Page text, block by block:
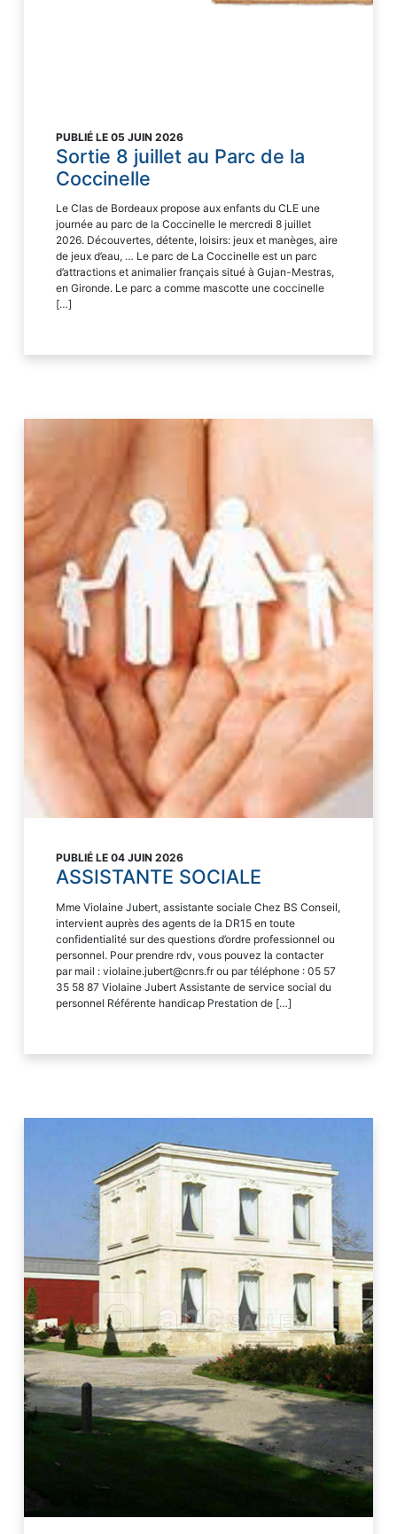
PUBLIÉ LE 05 JUIN 2026
Sortie 8 juillet au Parc de la
Coccinelle
Le Clas de Bordeaux propose aux enfants du CLE une
journée au parc de la Coccinelle le mercredi 8 juillet
2026. Découvertes, détente, loisirs: jeux et manèges, aire
de jeux d’eau, … Le parc de La Coccinelle est un parc
d’attractions et animalier français situé à Gujan-Mestras,
en Gironde. Le parc a comme mascotte une coccinelle
[…]
PUBLIÉ LE 04 JUIN 2026
ASSISTANTE SOCIALE
Mme Violaine Jubert, assistante sociale Chez BS Conseil,
intervient auprès des agents de la DR15 en toute
confidentialité sur des questions d’ordre professionnel ou
personnel. Pour prendre rdv, vous pouvez la contacter
par mail : violaine.jubert@cnrs.fr ou par téléphone : 05 57
35 58 87 Violaine Jubert Assistante de service social du
personnel Référente handicap Prestation de […]